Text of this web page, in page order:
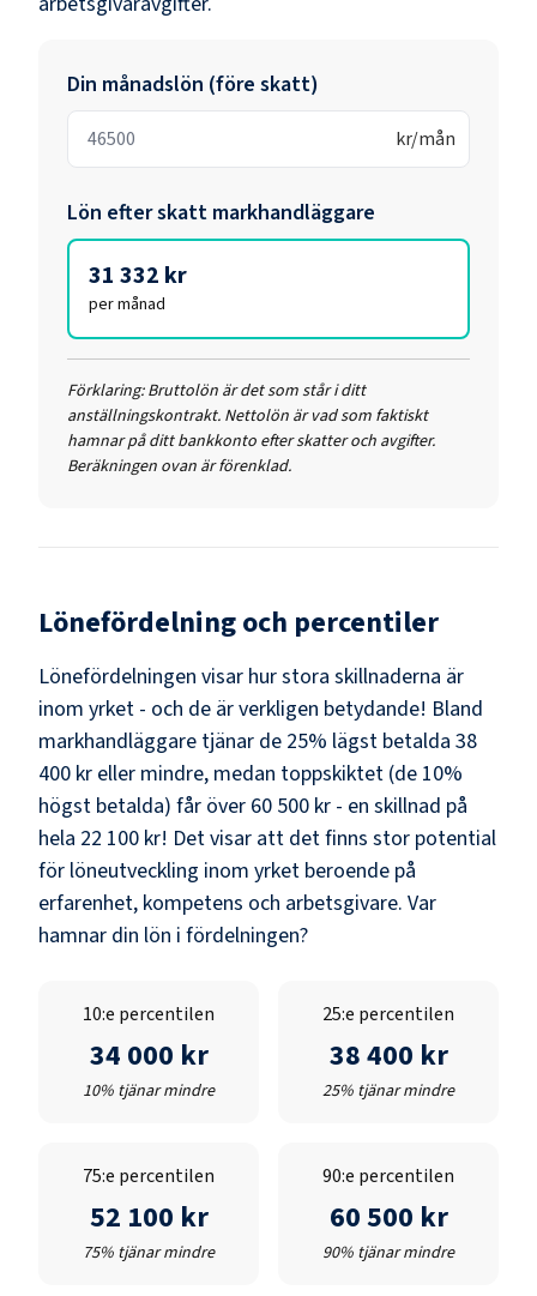
Din månadslön (före skatt)
kr/mån
Lön efter skatt markhandläggare
31 332 kr
per månad
Förklaring: Bruttolön är det som står i ditt
anställningskontrakt. Nettolön är vad som faktiskt
hamnar på ditt bankkonto efter skatter och avgifter.
Beräkningen ovan är förenklad.
Lönefördelning och percentiler
Lönefördelningen visar hur stora skillnaderna är
inom yrket - och de är verkligen betydande! Bland
markhandläggare tjänar de 25% lägst betalda 38
400 kr eller mindre, medan toppskiktet (de 10%
högst betalda) får över 60 500 kr - en skillnad på
hela 22 100 kr! Det visar att det finns stor potential
för löneutveckling inom yrket beroende på
erfarenhet, kompetens och arbetsgivare. Var
hamnar din lön i fördelningen?
10:e percentilen
34 000 kr
10% tjänar mindre
25:e percentilen
38 400 kr
25% tjänar mindre
75:e percentilen
52 100 kr
75% tjänar mindre
90:e percentilen
60 500 kr
90% tjänar mindre